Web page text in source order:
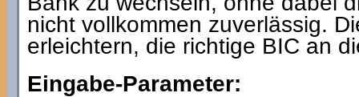
nicht vollkommen zuverlässig.
erleichtern, die richtige BIC an
Eingabe-Parameter: